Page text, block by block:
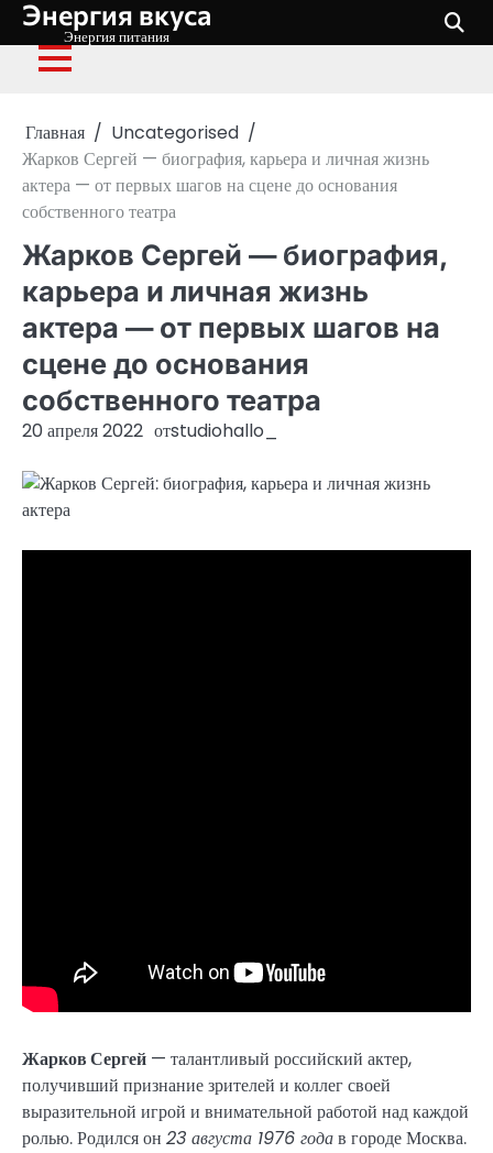
Перейти
содержимому
Энергия вкуса
Энергия питания
Главная
Uncategorised
Жарков Сергей — биография, карьера и личная жизнь
актера — от первых шагов на сцене до основания
собственного театра
Жарков Сергей — биография,
карьера и личная жизнь
актера — от первых шагов на
сцене до основания
собственного театра
20 апреля 2022 отstudiohallo_
Жарков Сергей — талантливый российский актер,
получивший признание зрителей и коллег своей
выразительной игрой и внимательной работой над каждой
ролью. Родился он 23 августа 1976 годав городе Москва.